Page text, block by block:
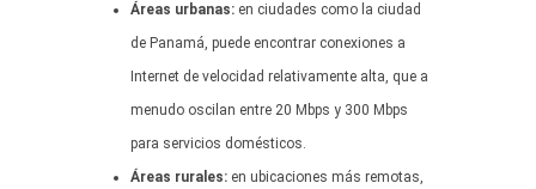
Áreas urbanas: en ciudades como la ciudad
de Panamá, puede encontrar conexiones a
Internet de velocidad relativamente alta, que a
menudo oscilan entre 20 Mbps y 300 Mbps
para servicios domésticos.
Áreas rurales: en ubicaciones más remotas,